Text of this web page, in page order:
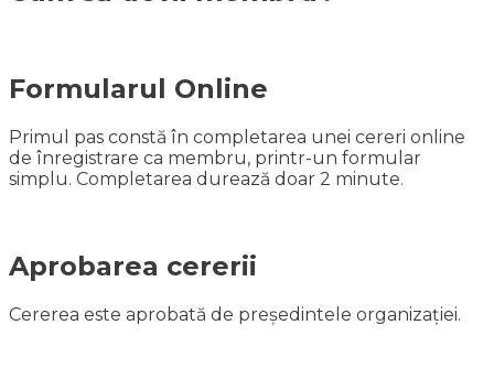
Formularul Online
Primul pas constă în completarea unei cereri online
de înregistrare ca membru, printr-un formular
simplu. Completarea durează doar 2 minute.
Aprobarea cererii
Cererea este aprobată de președintele organizației.